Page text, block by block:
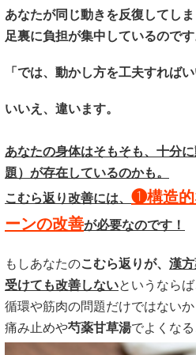
あなたが同じ動きを反復してし
足裏に負担が集中しているのです
「では、動かし方を工夫すればい
いいえ、違います。
あなたの身体はそもそも、十分
題）が存在しているのかも。
こむら返り改善には、 ❶構造的
ーンの改善が必要なのです！
もしあなたのこむら返りが、 漢
受けても改善しないというなら
循環や筋肉の問題だけではないか
痛み止めや芍薬甘草湯でよくなる